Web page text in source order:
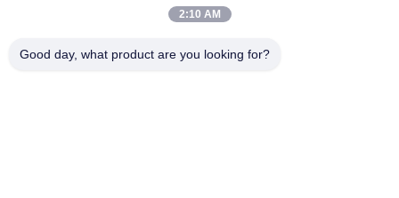
Bizim Hakkımızda
Fabrika Turu
Kalite Kontrolü
2:10 AM
Good day, what product are you looking for?